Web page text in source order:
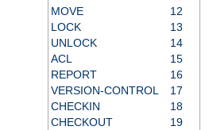
MOVE
12
LOCK
13
UNLOCK
14
ACL
15
REPORT
16
VERSION-CONTROL
17
CHECKIN
18
CHECKOUT
19